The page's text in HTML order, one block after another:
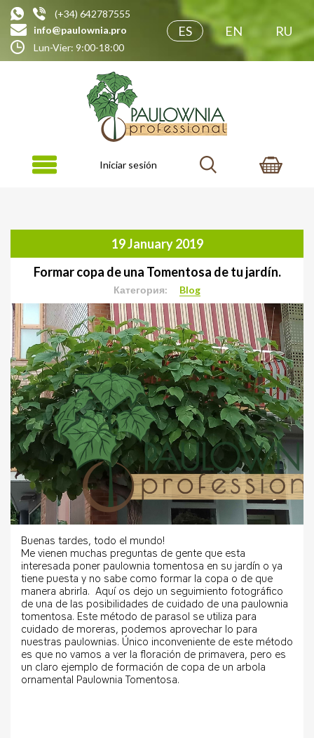
(+34) 642787555
info@paulownia.pro
Lun-Vier: 9:00-18:00
ES EN RU
Iniciar sesión
19 January 2019
Formar copa de una Tomentosa de tu jardín.
Категория: Blog
Buenas tardes, todo el mundo!
Me vienen muchas preguntas de gente que esta
interesada poner paulownia tomentosa en su jardín o ya
tiene puesta y no sabe como formar la copa o de que
manera abrirla. Aquí os dejo un seguimiento fotográfico
de una de las posibilidades de cuidado de una paulownia
tomentosa. Este método de parasol se utiliza para
cuidado de moreras, podemos aprovechar lo para
nuestras paulownias. Único inconveniente de este método
es que no vamos a ver la floración de primavera, pero es
un claro ejemplo de formación de copa de un arbola
ornamental Paulownia Tomentosa.